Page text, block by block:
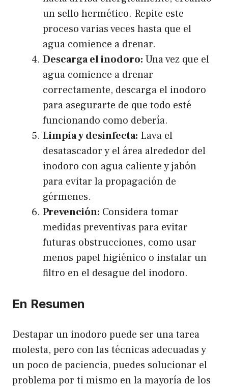
un sello hermético. Repite este
proceso varias veces hasta que el
agua comience a drenar.
Descarga el inodoro: Una vez que el
agua comience a drenar
correctamente, descarga el inodoro
para asegurarte de que todo esté
funcionando como debería.
Limpia y desinfecta: Lava el
desatascador y el área alrededor del
inodoro con agua caliente y jabón
para evitar la propagación de
gérmenes.
Prevención: Considera tomar
medidas preventivas para evitar
futuras obstrucciones, como usar
menos papel higiénico o instalar un
filtro en el desague del inodoro.
En Resumen
Destapar un inodoro puede ser una tarea
molesta, pero con las técnicas adecuadas y
un poco de paciencia, puedes solucionar el
problema por ti mismo en la mayoría de los